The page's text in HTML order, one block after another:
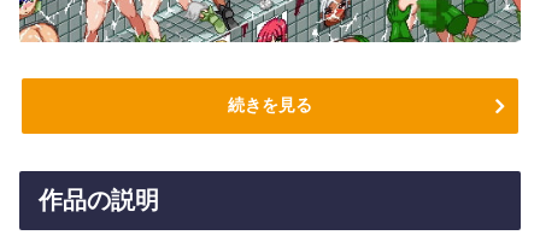
続きを見る
作品の説明